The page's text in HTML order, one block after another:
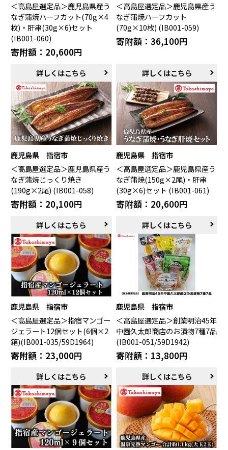
米子市（鳥取県）倉吉市（鳥取県）
境港市（鳥取県）琴浦町（鳥取県）
日吉津村（鳥取県）
大山町（鳥取県）
南部町（鳥取県）
伯耆町（鳥取県）
日南町（鳥取県）
江府町（鳥取県）
松江市（島根県）
大田市（島根県）安来市（島根県）
岡山市（岡山県）倉敷市（岡山県）
高梁市（岡山県）瀬戸内市（岡山県）
四国エリア
小豆島町（香川県）松山市（愛媛県）
東温市（愛媛県）
砥部町（愛媛県）
九州エリア
壱岐市（長崎県）
西海市（長崎県）
＜高島屋選定品＞鹿児島県産う
なぎ蒲焼ハーフカット(70g×4
枚)・肝串(30g×6)セット
(IB001-060)
寄附額：20,600円
詳しくはこちら
＜高島屋選定品＞鹿児島県産う
なぎ蒲焼ハーフカット
(70g×10枚) (IB001-059)
寄附額：36,100円
詳しくはこちら
鹿児島県 指宿市
＜高島屋選定品＞鹿児島県産う
なぎ蒲焼じっくり焼き
(190g×2尾) (IB001-058)
寄附額：20,100円
詳しくはこちら
鹿児島県 指宿市
＜高島屋選定品＞鹿児島県産う
なぎ蒲焼(150g×2尾)・肝串
(30g×6)セット (IB001-061)
寄附額：20,600円
詳しくはこちら
鹿児島県 指宿市
＜高島屋選定品＞指宿マンゴー
ジェラート12個セット(6個×2
箱)(IB001-035/59D1964)
寄附額：23,000円
詳しくはこちら
鹿児島県 指宿市
＜高島屋選定品＞創業明治45年
中園久太郎商店のお漬物7種7品
(IB001-051/59D1942)
寄附額：13,800円
詳しくはこちら